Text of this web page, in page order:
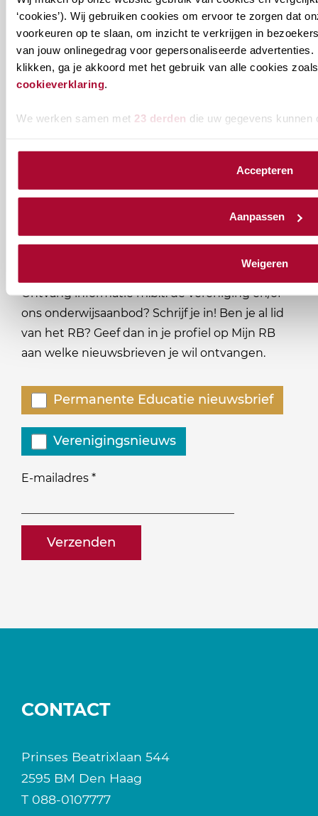
‘cookies’). Wij gebruiken cookies om ervoor te zorgen dat
voorkeuren op te slaan, om inzicht te verkrijgen in
van jouw onlinegedrag voor gepersonaliseerde advertenties.
klikken, ga je akkoord met het gebruik van alle cookies
cookieverklaring.
We werken samen met 23 derden die uw gegevens kunnen
Accepteren
Aanpassen
Weigeren
PE-punten Algemeen
0
Module
vereniging en/of ons
Ontvang informatie m.b.t. de vereniging en/of
ons onderwijsaanbod? Schrijf je in! Ben je al lid
van het RB? Geef dan in je profiel op Mijn RB
aan welke nieuwsbrieven je wil ontvangen.
E-mailadres *
naam@bedrijf.nl
Welke
nieuwsbrieven
zou
je
willen
Permanente Educatie nieuwsbrief
Verenigingsnieuws
CONTACT
Prinses Beatrixlaan 544
2595 BM Den Haag
T 088-0107777